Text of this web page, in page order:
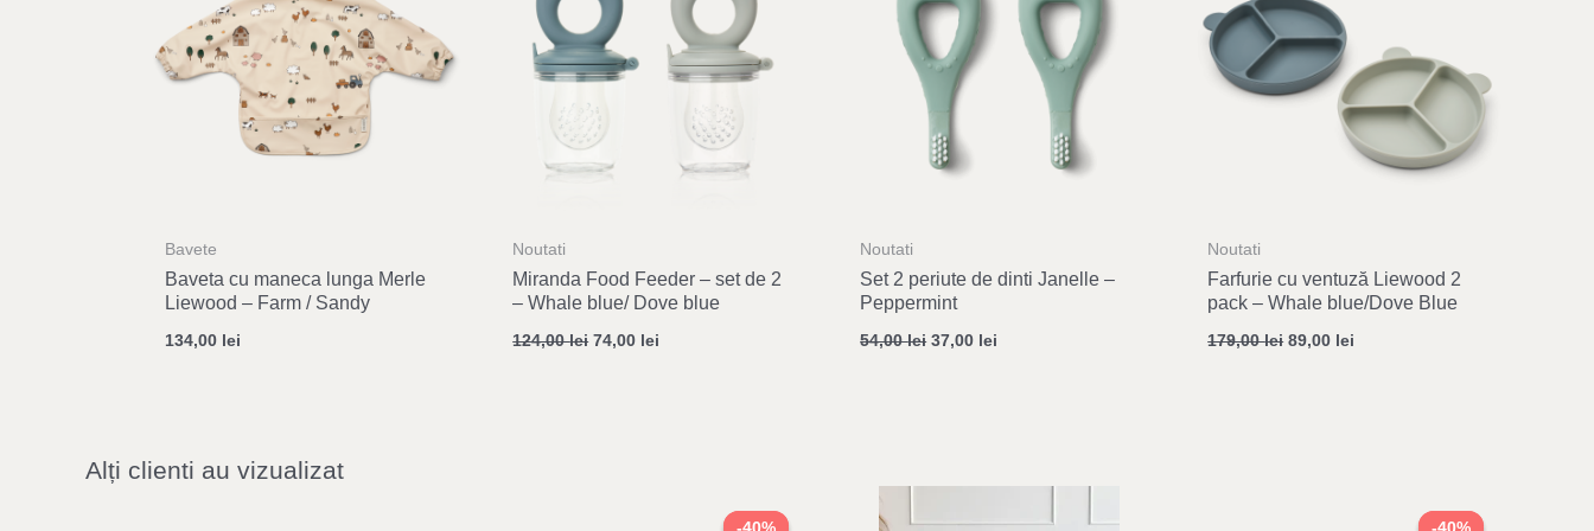
Bavete
Baveta cu maneca lunga Merle
Liewood – Farm / Sandy
134,00 lei
Noutati
Miranda Food Feeder – set de 2
– Whale blue/ Dove blue
124,00lei 74,00 lei
Noutati
Set 2 periute de dinti Janelle –
Peppermint
54,00lei 37,00 lei
Noutati
Farfurie cu ventuză Liewood 2
pack – Whale blue/Dove Blue
179,00lei 89,00 lei
Alți clienti au vizualizat
-40%
-40% -40%
-40%